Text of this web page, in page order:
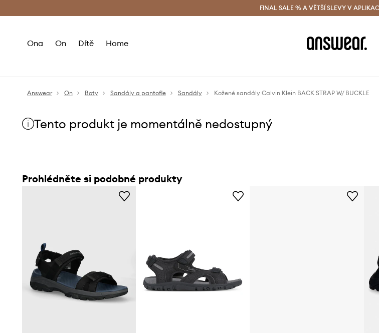
Doručení a vrácení zdarma (od 1800 Kč) Doručení i do 24
FINAL SALE % A VĚTŠÍ SLEVY V
Ona On Dítě Home
Answear On Boty Sandály a pantofle Sandály Kožené sandály Calvin Klein BACK STRAP W/ BUCKLE
Tento produkt je momentálně nedostupný
Prohlédněte si podobné produkty